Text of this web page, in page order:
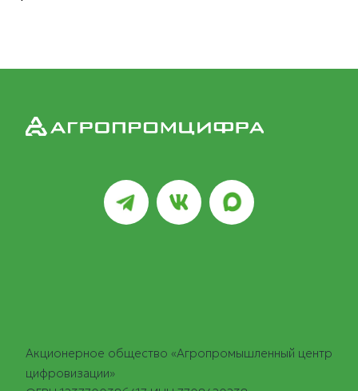
Акционерное общество «Агропромышленный центр
цифровизации»